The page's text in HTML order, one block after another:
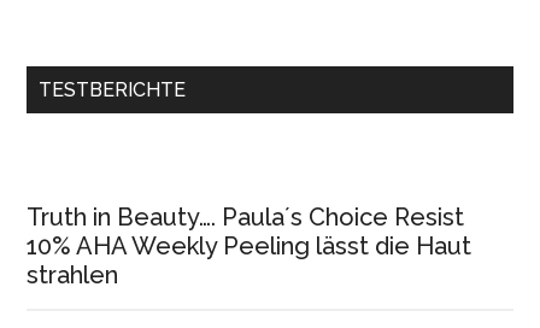
TESTBERICHTE
Truth in Beauty…. Paula´s Choice Resist
10% AHA Weekly Peeling lässt die Haut
strahlen